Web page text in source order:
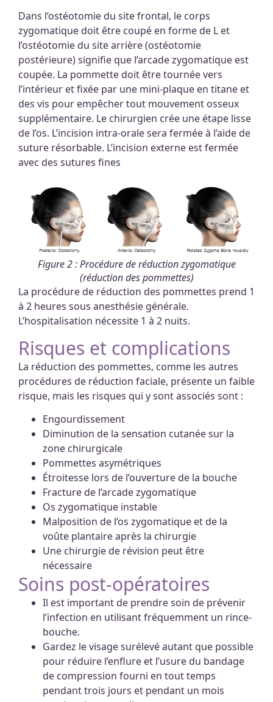
Dans l’ostéotomie du site frontal, le corps
zygomatique doit être coupé en forme de L et
l’ostéotomie du site arrière (ostéotomie
postérieure) signifie que l’arcade zygomatique est
coupée. La pommette doit être tournée vers
l’intérieur et fixée par une mini-plaque en titane et
des vis pour empêcher tout mouvement osseux
supplémentaire. Le chirurgien crée une étape lisse
de l’os. L’incision intra-orale sera fermée à l’aide de
suture résorbable. L’incision externe est fermée
avec des sutures fines
Figure 2 : Procédure de réduction zygomatique
(réduction des pommettes)
La procédure de réduction des pommettes prend 1
à 2 heures sous anesthésie générale.
L’hospitalisation nécessite 1 à 2 nuits.
Risques et complications
La réduction des pommettes, comme les autres
procédures de réduction faciale, présente un faible
risque, mais les risques qui y sont associés sont :
Engourdissement
Diminution de la sensation cutanée sur la
zone chirurgicale
Pommettes asymétriques
Étroitesse lors de l’ouverture de la bouche
Fracture de l’arcade zygomatique
Os zygomatique instable
Malposition de l’os zygomatique et de la
voûte plantaire après la chirurgie
Une chirurgie de révision peut être
nécessaire
Soins post-opératoires
Il est important de prendre soin de prévenir
l’infection en utilisant fréquemment un rince-
bouche.
Gardez le visage surélevé autant que possible
pour réduire l’enflure et l’usure du bandage
de compression fourni en tout temps
pendant trois jours et pendant un mois